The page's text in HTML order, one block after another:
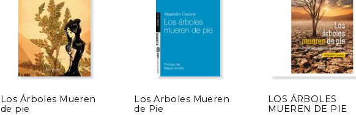
15%
dcto.
15%
dcto. $ 17.06
15%
dcto.
Los Árboles Mueren
de pie
Los Arboles Mueren
de Pie
LOS ÁRBOLES
MUEREN DE PIE